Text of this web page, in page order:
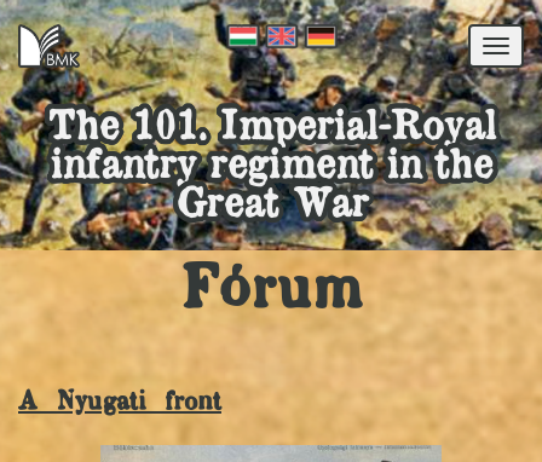
The 101. Imperial-Royal
infantry regiment in the
Great War
Fórum
A Nyugati front